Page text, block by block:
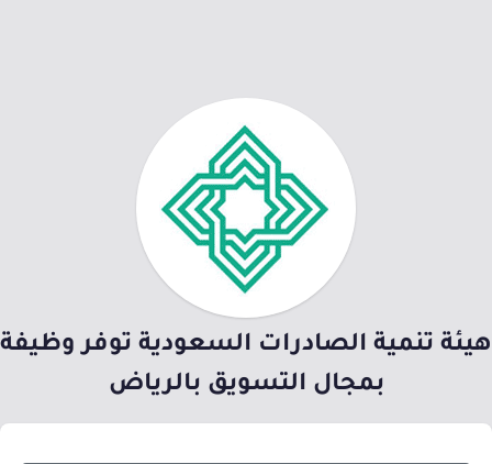
هيئة تنمية الصادرات السعودية توفر وظيفة
بمجال التسويق بالرياض